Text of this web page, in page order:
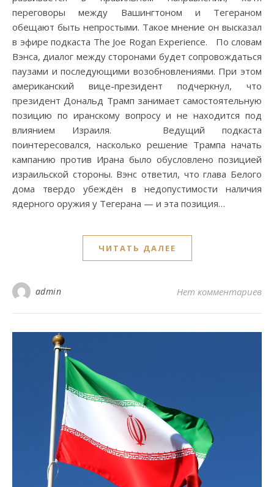
переговоры между Вашингтоном и Тегераном
обещают быть непростыми. Такое мнение он высказал
в эфире подкаста The Joe Rogan Experience. По словам
Вэнса, диалог между сторонами будет сопровождаться
паузами и последующими возобновлениями. При этом
американский вице-президент подчеркнул, что
президент Дональд Трамп занимает самостоятельную
позицию по иранскому вопросу и не находится под
влиянием Израиля. Ведущий подкаста
поинтересовался, насколько решение Трампа начать
кампанию против Ирана было обусловлено позицией
израильской стороны. Вэнс ответил, что глава Белого
дома твердо убеждён в недопустимости наличия
ядерного оружия у Тегерана — и эта позиция…
ЧИТАТЬ ДАЛЕЕ
admin Нет комментариев